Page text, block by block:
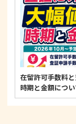
在留許可手数料
時期と金額につ